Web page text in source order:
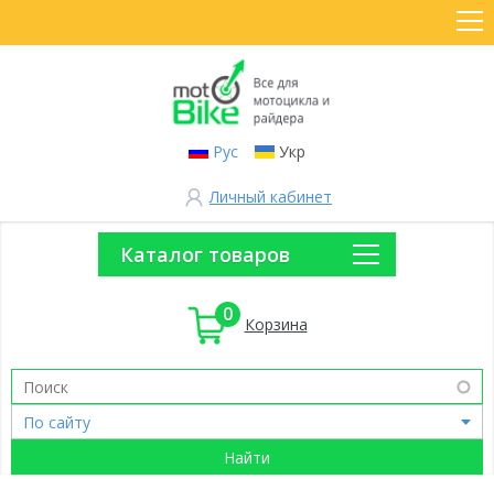
Рус Укр
Личный кабинет
Каталог товаров
0 Корзина